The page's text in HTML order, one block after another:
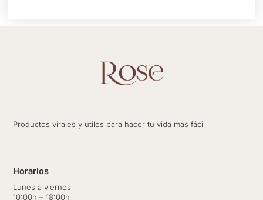
Productos virales y útiles para hacer tu vida más fácil
Horarios
Lunes a viernes
10:00h – 18:00h